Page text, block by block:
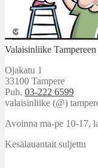
Valaisinliike
Ojakatu 1
33100 Tampere
Puh. 03-222 6599
valaisinliike (@)
Avoinna ma-pe 10-17,
Kesälauantait suljettu